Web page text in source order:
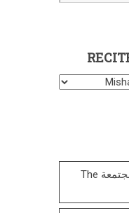
القراءات العشر الصغرى مجتمعة The